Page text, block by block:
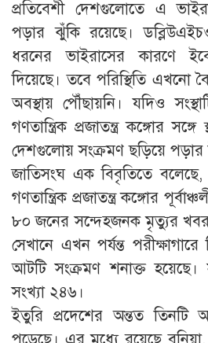
প্রতিবেশী দেশগুলোতে এ
পড়ার ঝুঁকি রয়েছে।
ধরনের ভাইরাসের কারণে
দিয়েছে। তবে পরিস্থিতি এখনো
অবস্থায় পৌঁছায়নি। যদিও
গণতান্ত্রিক প্রজাতন্ত্র কঙ্গোর
দেশগুলোয় সংক্রমণ ছড়িয়ে পড়ার
জাতিসংঘ এক বিবৃতিতে বলেছে,
গণতান্ত্রিক প্রজাতন্ত্র কঙ্গোর
৮০ জনের সন্দেহজনক মৃত্যুর খবর
সেখানে এখন পর্যন্ত
আটটি সংক্রমণ শনাক্ত হয়েছে।
সংখ্যা ২৪৬।
ইতুরি প্রদেশের অন্তত তিনটি